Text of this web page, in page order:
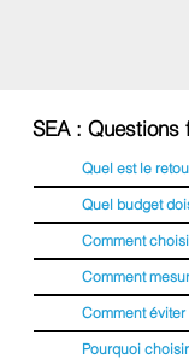
SEA : Questions
Quel est le
Quel budget
Comment
Comment
Comment
Pourquoi